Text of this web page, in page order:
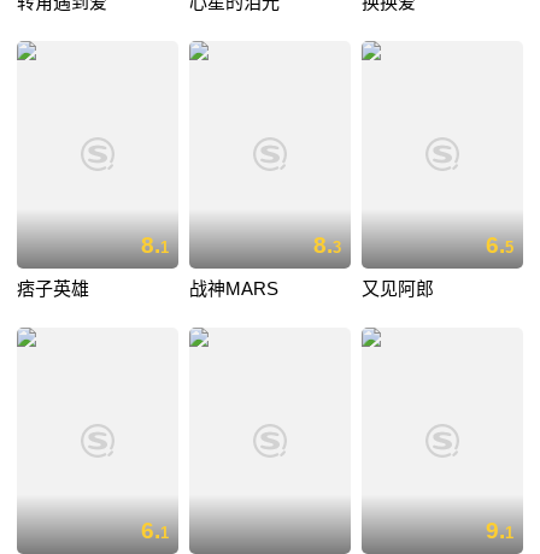
8.1
痞子英雄
8.3
战神MARS
6.5
又见阿郎
6.1 9.1